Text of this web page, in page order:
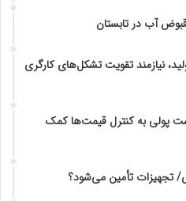
آب در تابستان
نیازمند تقویت تشکل‌های کارگری
پولی به کنترل قیمت‌ها کمک
تجهیزات تأمین می‌شود؟